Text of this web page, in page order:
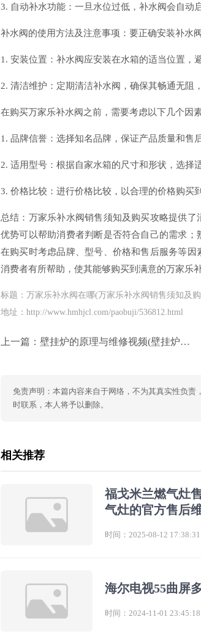
3. 自动补水功能：一旦水位过低，补水阀会自动
补水阀的使用方法及注意事项：要正确安装补水
1. 安装位置：补水阀应安装在水箱的适当位置，
2. 清洁维护：定期清洁补水阀，确保其畅通无阻
在购买万家乐补水阀之前，需要考虑以下几个因
1. 品牌信誉：选择知名品牌，保证产品质量和售
2. 适用型号：根据自家水箱的尺寸和形状，选择
3. 价格比较：进行价格比较，以合理的价格购买
总结：万家乐补水阀销售须知及购买攻略提供
优势可以帮助消费者判断是否符合自己的需求
在购买时考虑品牌、型号、价格和售后服务等
消费者有所帮助，使其能够购买到满意的万家乐补
标题：万家乐补水阀在哪(万家乐补水阀销售须知及
地址：http://www.hmhjcl.com/paobuji/536812.html
上一篇： 壁挂炉的原理与维修视频(壁挂炉：原理与维修视频一站式指南)
免责声明：本篇内容来自于网络，不为其真实性负
时联系，本人将予以删除。
相关推荐
福戈米兰燃气灶
气灶的官方售后
时间：2025-08-12 17:38:31
海尔电视55曲屏
时间：2024-11-01 23:45:18